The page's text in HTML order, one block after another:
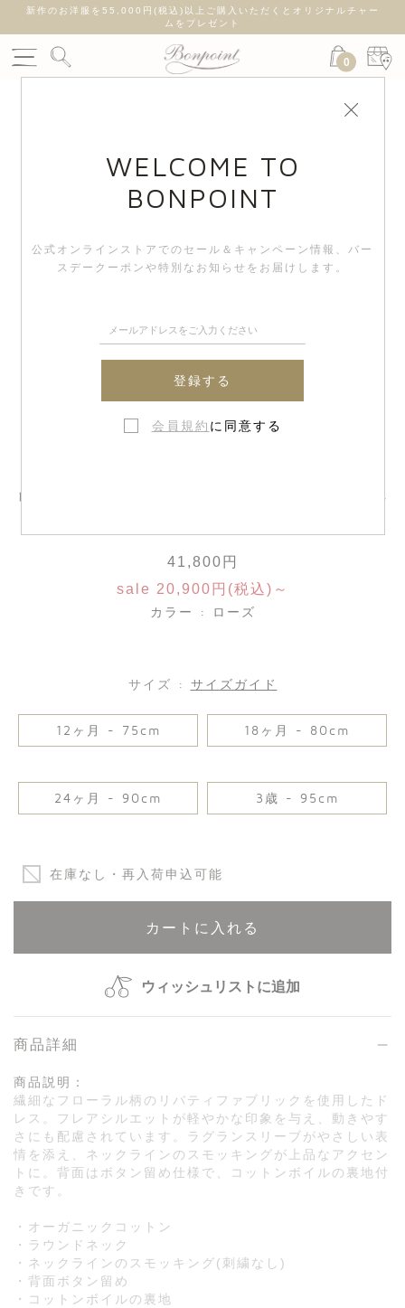
新作のお洋服を55,000円(税込)以上ご購入いただくとオリジナルチャー
ムをプレゼント
0
リバティファブリック スモッキング ドレ
41,800円
sale 20,900円(税込)～
カラー : ローズ
サイズ : サイズガイド
12ヶ月 - 75cm 18ヶ月 - 80cm
24ヶ月 - 90cm 3歳 - 95cm
在庫なし・再入荷申込可能
カートに入れる
ウィッシュリストに追加
商品詳細
商品説明：
繊細なフローラル柄のリバティファブリックを使用したド
レス。フレアシルエットが軽やかな印象を与え、動きやす
さにも配慮されています。ラグランスリーブがやさしい表
情を添え、ネックラインのスモッキングが上品なアクセン
トに。背面はボタン留め仕様で、コットンボイルの裏地付
きです。
・オーガニックコットン
・ラウンドネック
・ネックラインのスモッキング(刺繍なし)
・背面ボタン留め
・コットンボイルの裏地
WELCOME TO
BONPOINT
公式オンラインストアでのセール＆キャンペーン情報、 バー
スデークーポンや特別なお知らせをお届けします。
登録する
会員規約 に同意する